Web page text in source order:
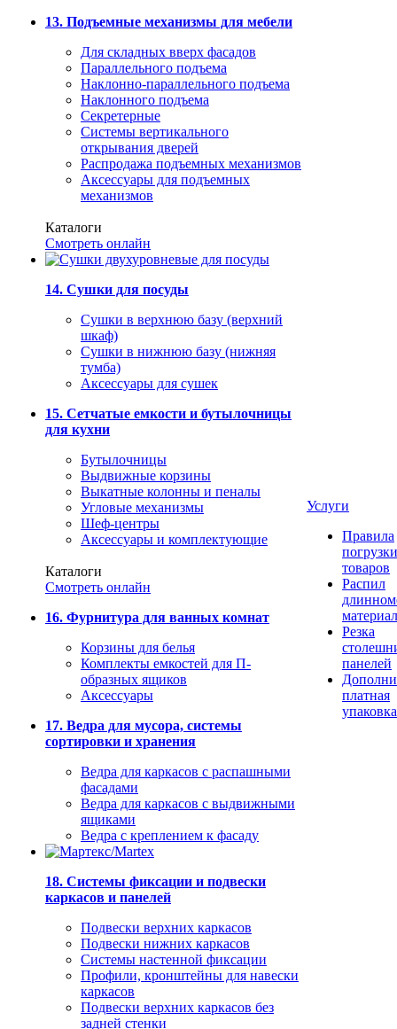
13. Подъемные механизмы для мебели
Для складных вверх фасадов
Параллельного подъема
Наклонно-параллельного подъема
Наклонного подъема
Секретерные
Системы вертикального
открывания дверей
Распродажа подъемных механизмов
Аксессуары для подъемных
механизмов
Каталоги
Смотреть онлайн
14. Сушки для посуды
Сушки в верхнюю базу (верхний
шкаф)
Сушки в нижнюю базу (нижняя
тумба)
Аксессуары для сушек
15. Сетчатые емкости и бутылочницы
для кухни
Бутылочницы
Выдвижные корзины
Выкатные колонны и пеналы
Угловые механизмы
Шеф-центры
Аксессуары и комплектующие
Каталоги
Смотреть онлайн
16. Фурнитура для ванных комнат
Корзины для белья
Комплекты емкостей для П-
образных ящиков
Аксессуары
17. Ведра для мусора, системы
сортировки и хранения
Ведра для каркасов с распашными
фасадами
Ведра для каркасов с выдвижными
ящиками
Ведра с креплением к фасаду
18. Системы фиксации и подвески
каркасов и панелей
Подвески верхних каркасов
Подвески нижних каркасов
Системы настенной фиксации
Профили, кронштейны для навески
каркасов
Подвески верхних каркасов без
задней стенки
Услуги
Правила
погрузки
товаров
Распил
Резка
панелей
платная
упаковка